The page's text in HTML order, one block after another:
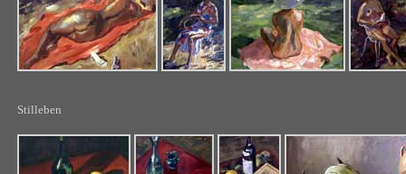
Stilleben